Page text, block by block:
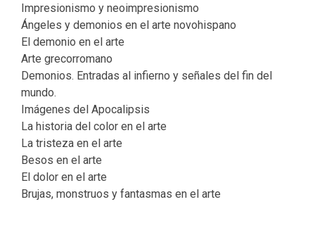
Impresionismo y neoimpresionismo
Ángeles y demonios en el arte novohispano
El demonio en el arte
Arte grecorromano
Demonios. Entradas al infierno y señales del fin del
mundo.
Imágenes del Apocalipsis
La historia del color en el arte
La tristeza en el arte
Besos en el arte
El dolor en el arte
Brujas, monstruos y fantasmas en el arte